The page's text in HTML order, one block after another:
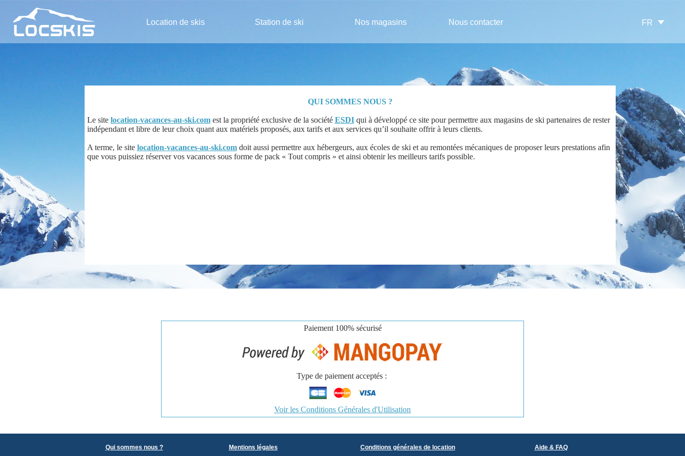
Location de skis Station de ski Nos magasins Nous contacter FR
QUI SOMMES NOUS ?
Le site location-vacances-au-ski.comest la propriété exclusive de la société ESDIqui à développé ce site pour permettre aux magasins de ski partenaires de rester
indépendant et libre de leur choix quant aux matériels proposés, aux tarifs et aux services qu’il souhaite offrir à leurs clients.
A terme, le site location-vacances-au-ski.comdoit aussi permettre aux hébergeurs, aux écoles de ski et au remontées mécaniques de proposer leurs prestations afin
que vous puissiez réserver vos vacances sous forme de pack « Tout compris » et ainsi obtenir les meilleurs tarifs possible.
Paiement 100% sécurisé
Type de paiement acceptés :
Voir les Conditions Générales d'Utilisation
Qui sommes nous ? Mentions légales Conditions générales de location Aide & FAQ